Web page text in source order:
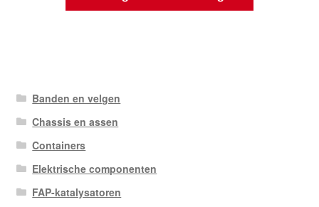
Banden en velgen
Chassis en assen
Containers
Elektrische componenten
FAP-katalysatoren